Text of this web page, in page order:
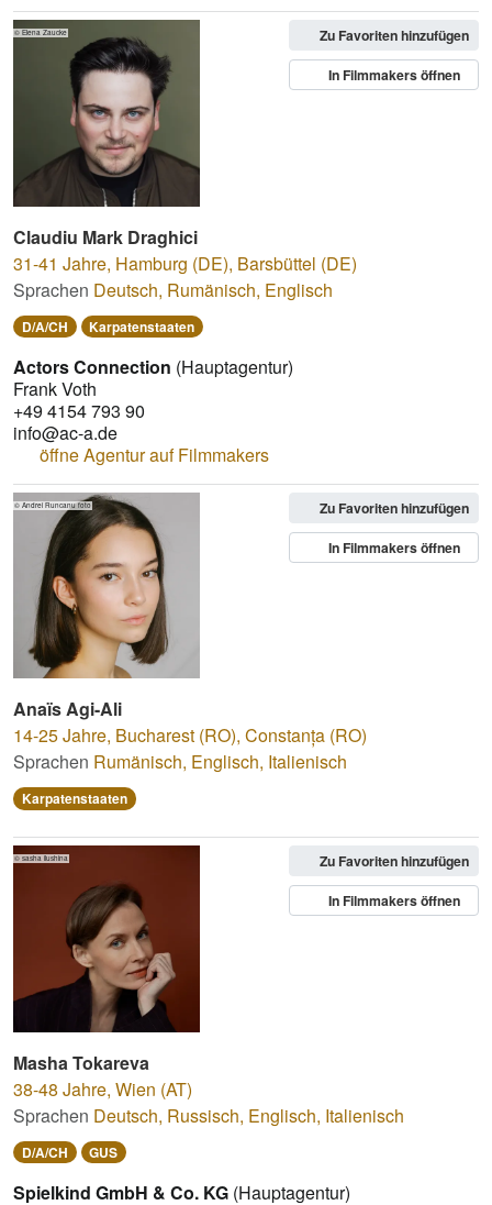
Zu Favoriten hinzufügen
In Filmmakers öffnen
© Elena Zaucke
31-41 Jahre, Hamburg (DE), Barsbüttel (DE)
Sprachen Deutsch, Rumänisch, Englisch
D/A/CH Karpatenstaaten
Claudiu Mark Draghici
Actors Connection (Hauptagentur)
Frank Voth
+49 4154 793 90
info@ac-a.de
öffne Agentur auf Filmmakers
Zu Favoriten hinzufügen
In Filmmakers öffnen
© Andrei Runcanu foto
14-25 Jahre, Bucharest (RO), Constanța (RO)
Sprachen Rumänisch, Englisch, Italienisch
Karpatenstaaten
Anaïs Agi-Ali
Zu Favoriten hinzufügen
In Filmmakers öffnen
© sasha ilushina
38-48 Jahre, Wien (AT)
Sprachen Deutsch, Russisch, Englisch, Italienisch
D/A/CH GUS
Masha Tokareva
Spielkind GmbH & Co. KG (Hauptagentur)